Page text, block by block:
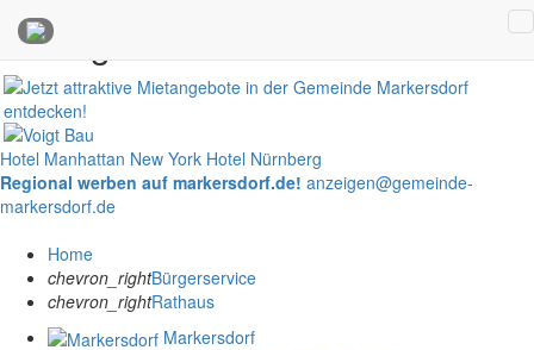
Anzeigen
Hotel Manhattan New York Hotel Nürnberg
Regional werben auf markersdorf.de! anzeigen@gemeinde-
markersdorf.de
Home
chevron_rightBürgerservice
chevron_rightRathaus
Markersdorf